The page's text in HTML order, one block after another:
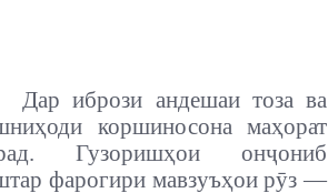
Дар ибрози андешаи тоза ва
коршиносона маҳорат
Гузоришҳои онҷониб
фарогири мавзуъҳои рӯз —